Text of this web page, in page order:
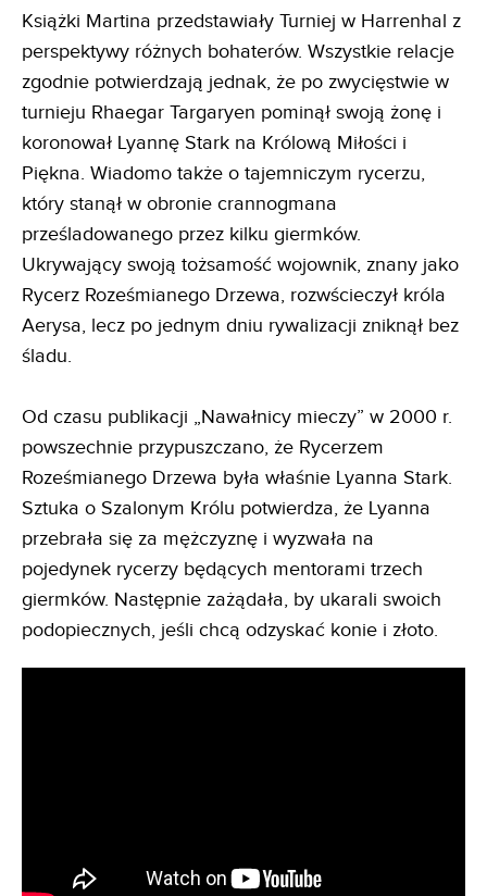
Książki Martina przedstawiały Turniej w Harrenhal z
perspektywy różnych bohaterów. Wszystkie relacje
zgodnie potwierdzają jednak, że po zwycięstwie w
turnieju Rhaegar Targaryen pominął swoją żonę i
koronował Lyannę Stark na Królową Miłości i
Piękna. Wiadomo także o tajemniczym rycerzu,
który stanął w obronie crannogmana
prześladowanego przez kilku giermków.
Ukrywający swoją tożsamość wojownik, znany jako
Rycerz Roześmianego Drzewa, rozwścieczył króla
Aerysa, lecz po jednym dniu rywalizacji zniknął bez
śladu.
Od czasu publikacji „Nawałnicy mieczy” w 2000 r.
powszechnie przypuszczano, że Rycerzem
Roześmianego Drzewa była właśnie Lyanna Stark.
Sztuka o Szalonym Królu potwierdza, że Lyanna
przebrała się za mężczyznę i wyzwała na
pojedynek rycerzy będących mentorami trzech
giermków. Następnie zażądała, by ukarali swoich
podopiecznych, jeśli chcą odzyskać konie i złoto.